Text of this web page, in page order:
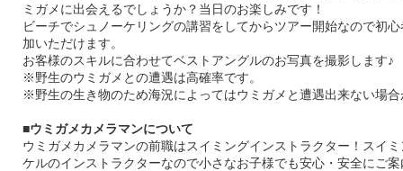
ミガメに出会えるでしょうか？当日のお楽しみです！
ビーチでシュノーケリングの講習をしてからツアー開始なので初
加いただけます。
お客様のスキルに合わせてベストアングルのお写真を撮影します♪
※野生のウミガメとの遭遇は高確率です。
※野生の生き物のため海況によってはウミガメと遭遇出来ない場
■ウミガメカメラマンについて
ウミガメカメラマンの前職はスイミングインストラクター！スイ
ケルのインストラクターなので小さなお子様でも安心・安全にご